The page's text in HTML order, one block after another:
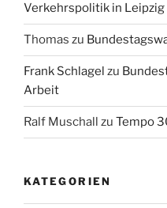
Verkehrspolitik in Leipzig
Thomas zu
Frank Schlagel zu
Arbeit
Ralf Muschall zu Tempo
KATEGORIEN